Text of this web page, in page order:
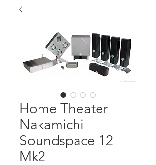
Home Theater
Nakamichi
Soundspace 12
Mk2